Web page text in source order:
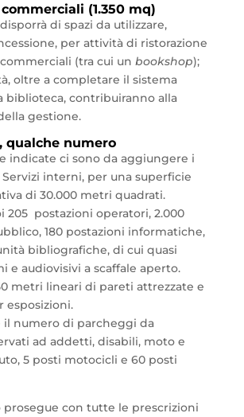
(1.350 mq)
di spazi da utilizzare,
per attività di ristorazione
(tra cui un bookshop);
oltre a completare il sistema
biblioteca, contribuiranno alla
gestione.
qualche numero
indicate ci sono da aggiungere i
interni, per una superficie
di 30.000 metri quadrati.
205 postazioni operatori, 2.000
180 postazioni informatiche,
bibliografiche, di cui quasi
e audiovisivi a scaffale aperto.
metri lineari di pareti attrezzate e
esposizioni.
il numero di parcheggi da
ad addetti, disabili, moto e
5 posti motocicli e 60 posti
con tutte le prescrizioni